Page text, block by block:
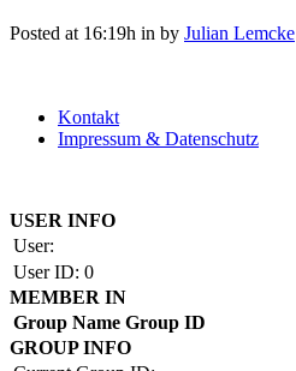
Posted at 16:19h in by Julian Lemcke
Kontakt
Impressum & Datenschutz
USER INFO
User:
User ID: 0
MEMBER IN
Group Name Group ID
GROUP INFO